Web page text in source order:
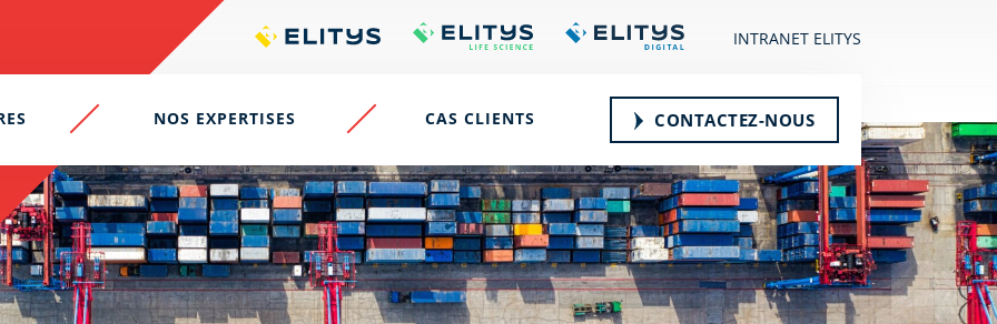
INTRANET ELITYS
NOS EXPERTISES CAS CLIENTS CONTACTEZ-NOUS